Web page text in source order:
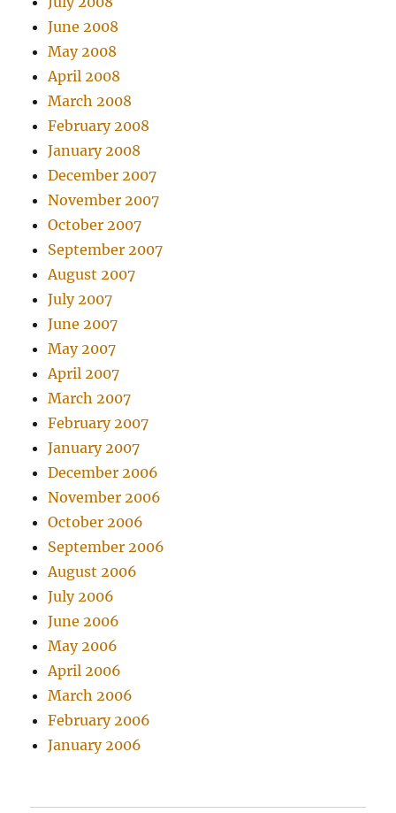
June 2008
May 2008
April 2008
March 2008
February 2008
January 2008
December 2007
November 2007
October 2007
September 2007
August 2007
July 2007
June 2007
May 2007
April 2007
March 2007
February 2007
January 2007
December 2006
November 2006
October 2006
September 2006
August 2006
July 2006
June 2006
May 2006
April 2006
March 2006
February 2006
January 2006